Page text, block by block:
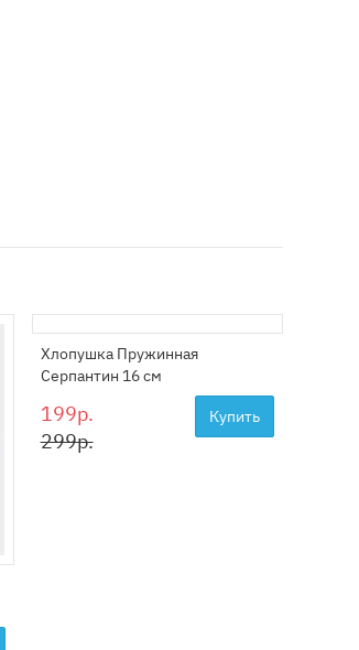
Хлопушка Пружинная
Серпантин 16 см
199р.
299р.
Купить